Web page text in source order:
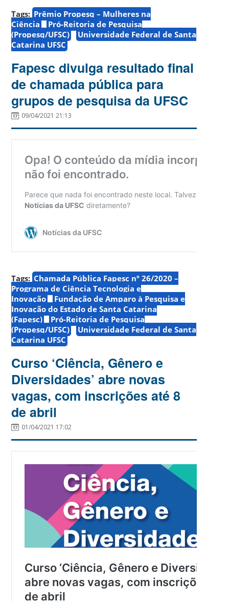
Tags: Prêmio Propesq – Mulheres na
Ciência
Pró-Reitoria de Pesquisa
(Propesq/UFSC)
Universidade Federal de Santa
Catarina UFSC
Fapesc divulga resultado final
de chamada pública para
grupos de pesquisa da UFSC
09/04/2021 21:13
Tags: Chamada Pública Fapesc nº 26/2020 –
Programa de Ciência Tecnologia e
Inovação
Fundação de Amparo à Pesquisa e
Inovação do Estado de Santa Catarina
(Fapesc)
Pró-Reitoria de Pesquisa
(Propesq/UFSC)
Universidade Federal de Santa
Catarina UFSC
Curso ‘Ciência, Gênero e
Diversidades’ abre novas
vagas, com inscrições até 8
de abril
01/04/2021 17:02